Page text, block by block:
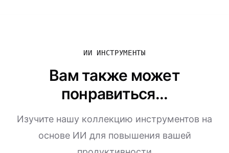
ИИ ИНСТРУМЕНТЫ
Вам также может
понравиться...
Изучите нашу коллекцию инструментов на
основе ИИ для повышения вашей